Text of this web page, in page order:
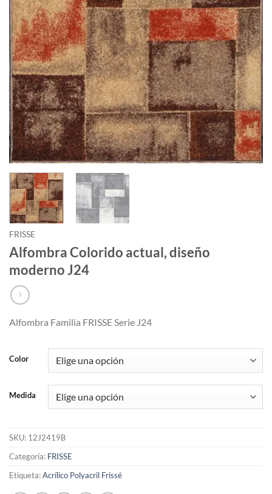
FRISSE
Alfombra Colorido actual, diseño
moderno J24
Alfombra Familia FRISSE Serie J24
Color
Medida
SKU: 12J2419B
Categoría: FRISSE
Etiqueta:Acrílico Polyacril Frissé